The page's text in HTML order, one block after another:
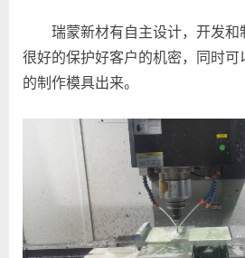
瑞蒙新材有自主设计，开发和
很好的保护好客户的机密，同时可
的制作模具出来。